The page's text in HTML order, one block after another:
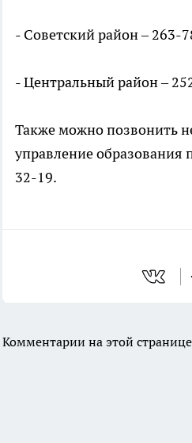
- Советский район – 263-
- Центральный район –
Также можно позвонить
управление образования
32-19.
Комментарии на этой